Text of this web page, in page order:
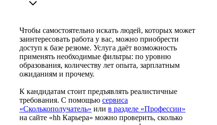
Чтобы самостоятельно искать людей, которых может
заинтересовать работа у вас, можно приобрести
доступ к базе резюме. Услуга даёт возможность
применять необходимые фильтры: по уровню
образования, количеству лет опыта, зарплатным
ожиданиям и прочему.
К кандидатам стоит предъявлять реалистичные
требования. С помощью сервиса
«Сколькополучатель» или в разделе «Профессии»
на сайте «hh Карьера» можно проверить, сколько